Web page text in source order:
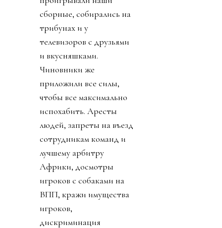
сборные, собирались на
трибунах и у
телевизоров с друзьями
и вкусняшками.
Чиновники же
приложили все силы,
чтобы все максимально
испохабить. Аресты
людей, запреты на въезд
сотрудникам команд и
лучшему арбитру
Африки, досмотры
игроков с собаками на
ВПП, кражи имущества
игроков,
дискриминация